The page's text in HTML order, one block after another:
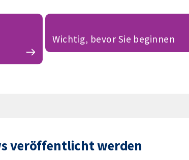
Wichtig, bevor Sie beginnen
veröffentlicht werden